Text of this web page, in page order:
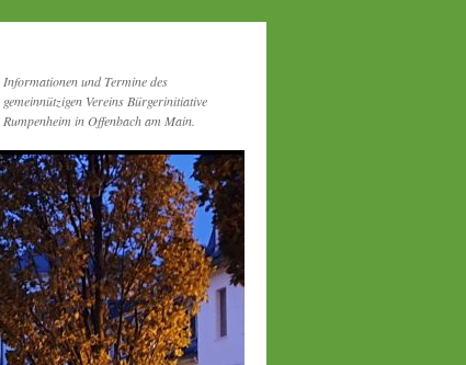
Informationen und Termine des
gemeinnützigen Vereins Bürgerinitiative
Rumpenheim in Offenbach am Main.